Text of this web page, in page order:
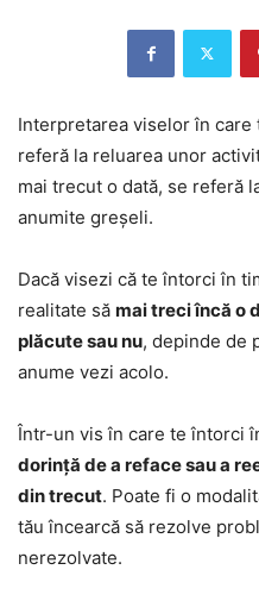
Interpretarea viselor în
referă la reluarea unor
mai trecut o dată, se referă
anumite greșeli.
Dacă visezi că te întorci în
realitate să mai treci încă o
plăcute sau nu, depinde de
anume vezi acolo.
Într-un vis în care te întorci
dorință de a reface sau a
din trecut. Poate fi o
tău încearcă să rezolve
nerezolvate.